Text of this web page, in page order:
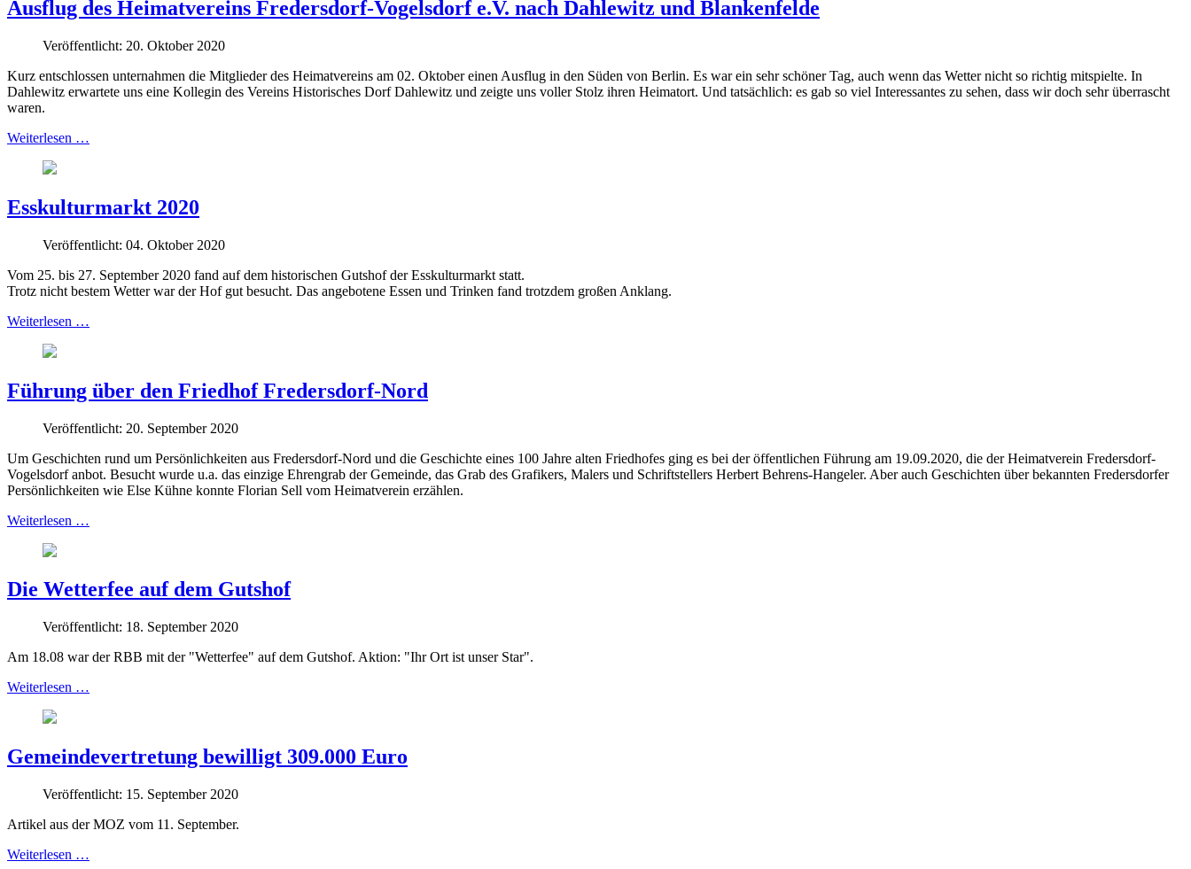
Ausflug des Heimatvereins Fredersdorf-Vogelsdorf e.V. nach Dahlewitz und Blankenfelde
Veröffentlicht: 20. Oktober 2020
Kurz entschlossen unternahmen die Mitglieder des Heimatvereins am 02. Oktober einen Ausflug in den Süden von Berlin. Es war ein sehr schöner Tag, auch wenn das Wetter nicht so richtig mitspielte. In
Dahlewitz erwartete uns eine Kollegin des Vereins Historisches Dorf Dahlewitz und zeigte uns voller Stolz ihren Heimatort. Und tatsächlich: es gab so viel Interessantes zu sehen, dass wir doch sehr überrascht
waren.
Weiterlesen …
Esskulturmarkt 2020
Veröffentlicht: 04. Oktober 2020
Vom 25. bis 27. September 2020 fand auf dem historischen Gutshof der Esskulturmarkt statt.
Trotz nicht bestem Wetter war der Hof gut besucht. Das angebotene Essen und Trinken fand trotzdem großen Anklang.
Weiterlesen …
Führung über den Friedhof Fredersdorf-Nord
Veröffentlicht: 20. September 2020
Um Geschichten rund um Persönlichkeiten aus Fredersdorf-Nord und die Geschichte eines 100 Jahre alten Friedhofes ging es bei der öffentlichen Führung am 19.09.2020, die der Heimatverein Fredersdorf-
Vogelsdorf anbot. Besucht wurde u.a. das einzige Ehrengrab der Gemeinde, das Grab des Grafikers, Malers und Schriftstellers Herbert Behrens-Hangeler. Aber auch Geschichten über bekannten Fredersdorfer
Persönlichkeiten wie Else Kühne konnte Florian Sell vom Heimatverein erzählen.
Weiterlesen …
Die Wetterfee auf dem Gutshof
Veröffentlicht: 18. September 2020
Am 18.08 war der RBB mit der "Wetterfee" auf dem Gutshof. Aktion: "Ihr Ort ist unser Star".
Weiterlesen …
Gemeindevertretung bewilligt 309.000 Euro
Veröffentlicht: 15. September 2020
Artikel aus der MOZ vom 11. September.
Weiterlesen …